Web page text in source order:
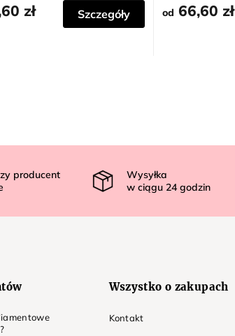
zł Szczegóły od 66,60 zł
producent
Wysyłka
w ciągu 24 godzin
Wszystko o zakupach
Kontakt